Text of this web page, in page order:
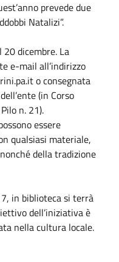
prevede due
Natalizi”.
20 dicembre. La
e-mail all’indirizzo
o consegnata
(in Corso
n. 21).
essere
qualsiasi materiale,
della tradizione
in biblioteca si terrà
dell’iniziativa è
nella cultura locale.